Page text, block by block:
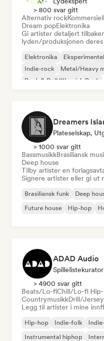
> 800 svar gitt
Alternativ rock
Dream popElektronika
Gi artister detaljert
lyden/produksjonen deres
Elektronika
Indie-rock
Metal/Heavy
Rock & Roll/Klassisk Rock
Dreamers
Plateselskap,
> 1000 svar gitt
BassmusikkBrasiliansk
Deep house
Tilby artister en
Signere artister eller gi ut
Brasiliansk funk Deep
Future house
Hip-hop
ADAD Audio
Spillelistekurator
> 4900 svar gitt
Beats/Lo-fiChill/Lo-fi
CountrymusikkDrill/Jersey
Legg til artister i mine
Hip-hop Indie-folk
Instrumental hiphop